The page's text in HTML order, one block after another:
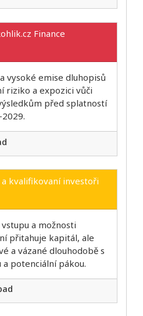
Finance
vysoké emise dluhopisů
riziko a expozici vůči
před splatností
kvalifikovaní investoři
a možnosti
přitahuje kapitál, ale
a vázané dlouhodobě s
potenciální pákou.